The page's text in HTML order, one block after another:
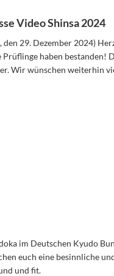
Video Shinsa 2024
den 29. Dezember 2024)
haben bestanden!
Wir wünschen weiterhin
im Deutschen Kyudo
euch eine besinnliche
und fit.